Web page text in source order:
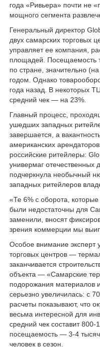
года «Ривьера» почти не
мощного сегмента
Генеральный директор
двух самарских торговых
управляет ее компания,
площадей. Посещаемость
по стране, значительно
годом. Однако
года назад. В некоторых
средний чек — на 23%.
Главный процесс,
ушедших западных
завершается, а
американских
российские ритейлеры:
универмаг отечественных
подчеркнула необычный
западных ритейлеров
«Те 6% с оборота,
были недостаточны для
заменили, вносят
зрения коммерции мы
Особое внимание эксперт
торговых центров —
заканчивается
объекта — «Самарские
подорожания материалов
серьезно увеличилась: с
расчеты показывают, что
весьма интересной для
средний чек составит
посещаемость — 3-4
человек в сезон.